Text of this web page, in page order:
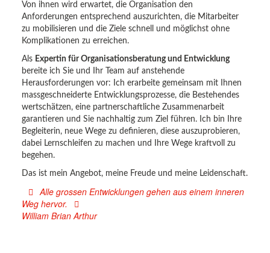
Von ihnen wird erwartet, die Organisation den
Anforderungen entsprechend auszurichten, die Mitarbeiter
zu mobilisieren und die Ziele schnell und möglichst ohne
Komplikationen zu erreichen.
Als Expertin für Organisationsberatung und Entwicklung
bereite ich Sie und Ihr Team auf anstehende
Herausforderungen vor: Ich erarbeite gemeinsam mit Ihnen
massgeschneiderte Entwicklungsprozesse, die Bestehendes
wertschätzen, eine partnerschaftliche Zusammenarbeit
garantieren und Sie nachhaltig zum Ziel führen. Ich bin Ihre
Begleiterin, neue Wege zu definieren, diese auszuprobieren,
dabei Lernschleifen zu machen und Ihre Wege kraftvoll zu
begehen.
Das ist mein Angebot, meine Freude und meine Leidenschaft.
Alle grossen Entwicklungen gehen aus einem inneren
Weg hervor.
William Brian Arthur